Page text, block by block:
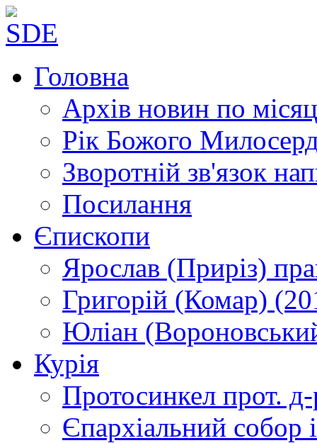
Головна
Архів новин по
Рік Божого
Зворотній зв'язок
Посилання
Єпископи
Ярослав (Приріз)
Григорій (Комар)
Юліан
Курія
Протосинкел прот.
Єпархіальний собор